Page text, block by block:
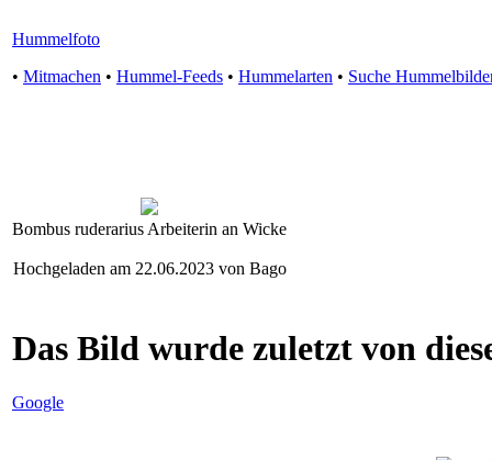
Hummelfoto
• Mitmachen • Hummel-Feeds • Hummelarten • Suche
Bombus ruderarius Arbeiterin an Wicke
Hochgeladen am 22.06.2023 von Bago
Das Bild wurde zuletzt von
Google